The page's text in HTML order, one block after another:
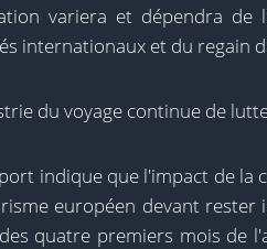
variera et dépendra de
internationaux et du regain
du voyage continue de
indique que l'impact de la
européen devant rester
quatre premiers mois de